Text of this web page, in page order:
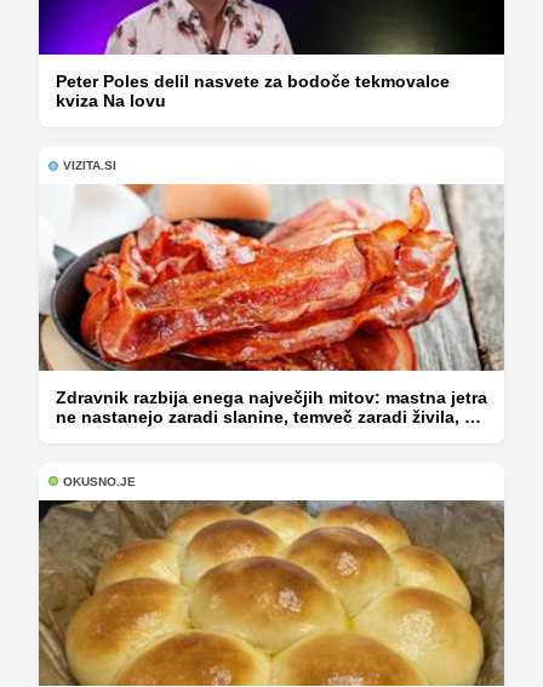
Peter Poles delil nasvete za bodoče tekmovalce
kviza Na lovu
VIZITA.SI
Zdravnik razbija enega največjih mitov: mastna jetra
ne nastanejo zaradi slanine, temveč zaradi živila, ki
OKUSNO.JE